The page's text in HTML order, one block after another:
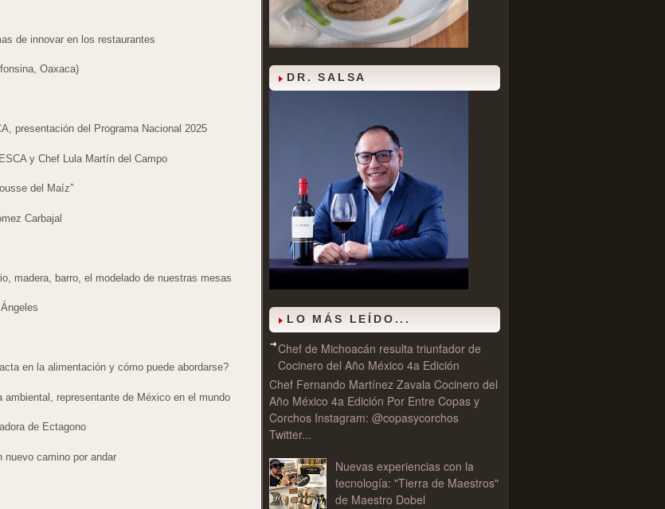
de innovar en los restaurantes
Oaxaca)
presentación del Programa Nacional 2025
y Chef Lula Martín del Campo
del Maíz”
Carbajal
madera, barro, el modelado de nuestras mesas
en la alimentación y cómo puede abordarse?
representante de México en el mundo
de Ectagono
nuevo camino por andar
DR. SALSA
LO MÁS LEÍDO...
Chef de Michoacán resulta triunfador de
Cocinero del Año México 4a Edición
Chef Fernando Martínez Zavala Cocinero del
Año México 4a Edición Por Entre Copas y
Corchos Instagram: @copasycorchos
Twitter...
Nuevas experiencias con la
tecnología: "Tierra de Maestros"
de Maestro Dobel